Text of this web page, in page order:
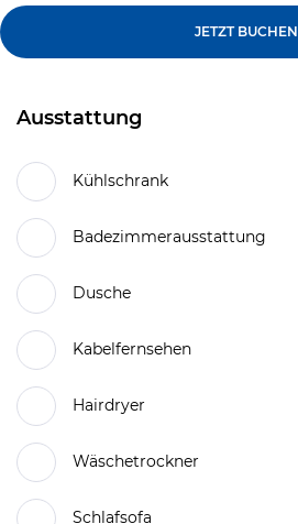
JETZT BUCHEN
Ausstattung
Kühlschrank
Badezimmerausstattung
Dusche
Kabelfernsehen
Hairdryer
Wäschetrockner
Schlafsofa